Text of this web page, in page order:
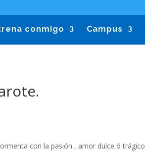
conmigo Campus
con la pasión , amor dulce ó trágico